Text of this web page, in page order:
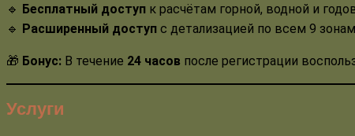
🔹 Бесплатный доступ к расчётам горной, водной и
🔹 Расширенный доступ с детализацией по всем 9
🎁 Бонус: В течение 24 часов после регистрации
Услуги